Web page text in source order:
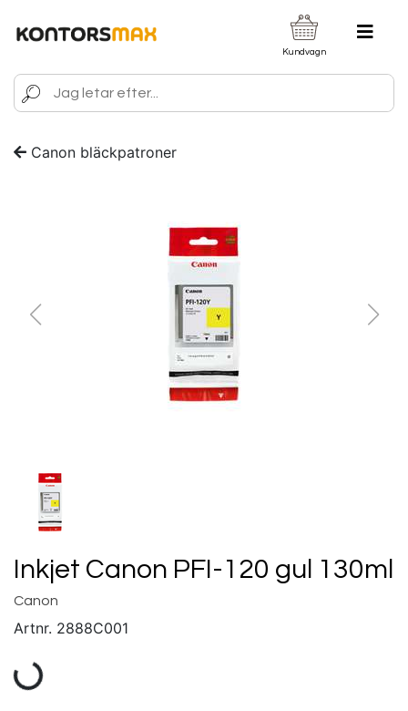
Kundvagn
Canon bläckpatroner
Inkjet Canon PFI-120 gul 130ml
Canon
Artnr. 2888C001